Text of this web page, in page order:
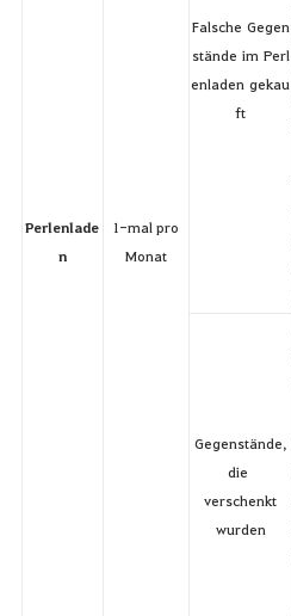
Perlenlade
n
1-mal pro
Monat
Falsche Gegen
stände im Perl
enladen gekau
ft
Gegenstände,
die
verschenkt
wurden